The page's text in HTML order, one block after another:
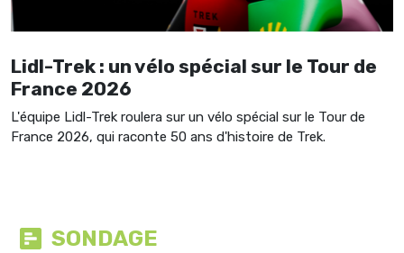
Lidl-Trek : un vélo spécial sur le Tour de
France 2026
L'équipe Lidl-Trek roulera sur un vélo spécial sur le Tour de
France 2026, qui raconte 50 ans d'histoire de Trek.
SONDAGE